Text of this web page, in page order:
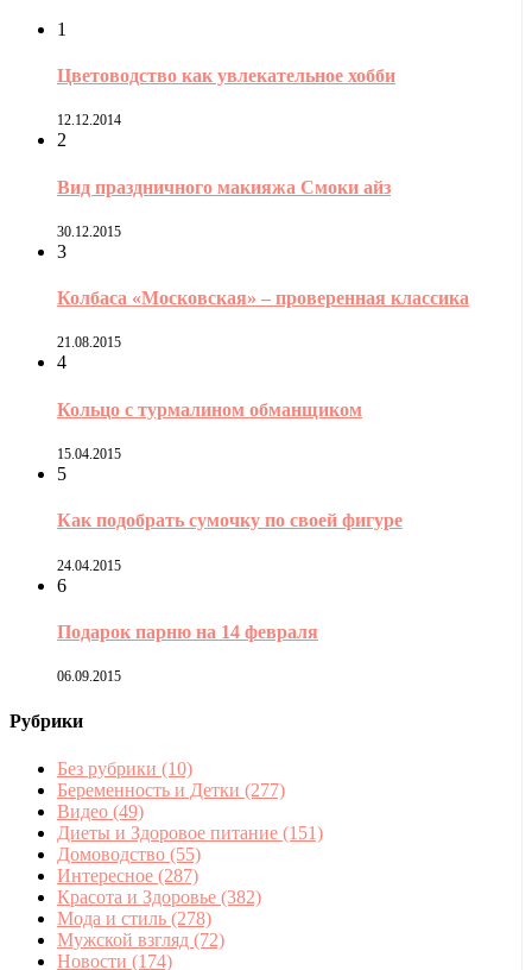
1
Цветоводство как увлекательное хобби
12.12.2014
2
Вид праздничного макияжа Смоки айз
30.12.2015
3
Колбаса «Московская» – проверенная классика
21.08.2015
4
Кольцо с турмалином обманщиком
15.04.2015
5
Как подобрать сумочку по своей фигуре
24.04.2015
6
Подарок парню на 14 февраля
06.09.2015
Рубрики
Без рубрики (10)
Беременность и Детки (277)
Видео (49)
Диеты и Здоровое питание (151)
Домоводство (55)
Интересное (287)
Красота и Здоровье (382)
Мода и стиль (278)
Мужской взгляд (72)
Новости (174)